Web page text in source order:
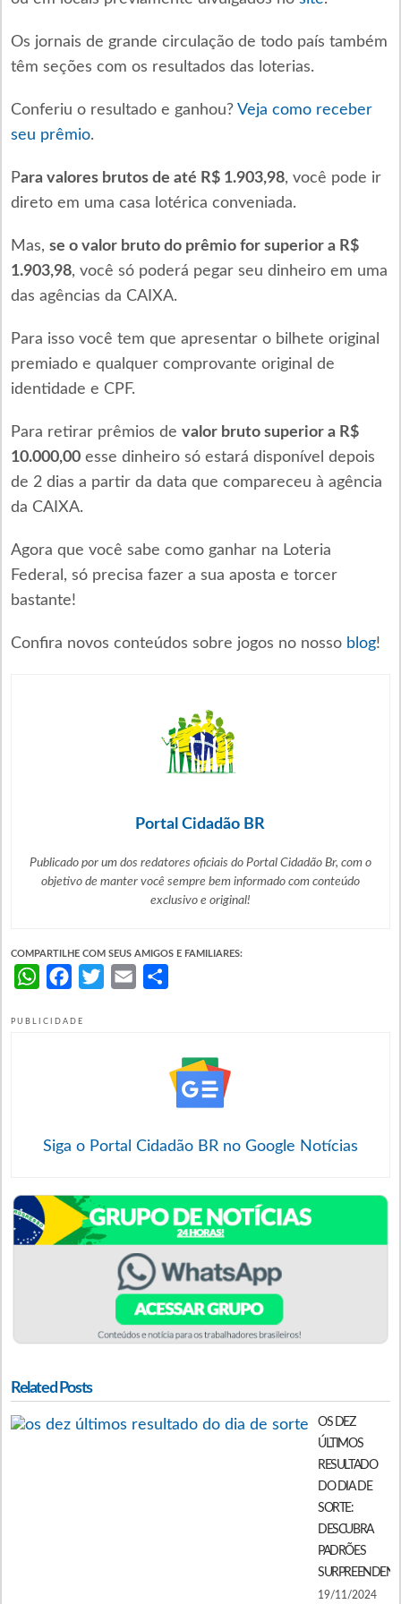
Os jornais de grande circulação de todo país também
têm seções com os resultados das loterias.
Conferiu o resultado e ganhou? Veja como receber
seu prêmio.
Para valores brutos de até R$ 1.903,98, você pode ir
direto em uma casa lotérica conveniada.
Mas, se o valor bruto do prêmio for superior a R$
1.903,98, você só poderá pegar seu dinheiro em uma
das agências da CAIXA.
Para isso você tem que apresentar o bilhete original
premiado e qualquer comprovante original de
identidade e CPF.
Para retirar prêmios de valor bruto superior a R$
10.000,00esse dinheiro só estará disponível depois
de 2 dias a partir da data que compareceu à agência
da CAIXA.
Agora que você sabe como ganhar na Loteria
Federal, só precisa fazer a sua aposta e torcer
bastante!
Confira novos conteúdos sobre jogos no nosso blog!
Portal Cidadão BR
Publicado por um dos redatores oficiais do Portal Cidadão Br, com o
objetivo de manter você sempre bem informado comconteúdo
exclusivo e original!
COMPARTILHE COM SEUS AMIGOS E FAMILIARES:
WhatsAppFacebookTwitterEmail
PUBLICIDADE
Siga o Portal Cidadão BR no Google Notícias
Related Posts
OS DEZ
ÚLTIMOS
RESULTADO
DO DIA DE
SORTE:
DESCUBRA
PADRÕES
19/11/2024